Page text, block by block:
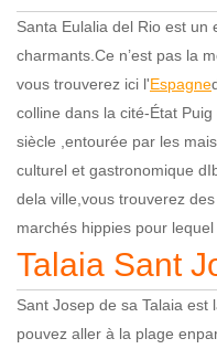
Santa Eulalia del Rio est
charmants.Ce n’est pas la
vous trouverez ici l'Espagne
colline dans la cité-État
siècle ,entourée par les
culturel et gastronomique
dela ville,vous trouverez
marchés hippies pour lequel
Talaia Sant
Sant Josep de sa Talaia
pouvez aller à la plage